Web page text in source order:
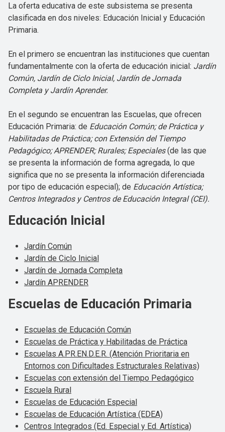
La oferta educativa de este subsistema se presenta
clasificada en dos niveles: Educación Inicial y Educación
Primaria.
En el primero se encuentran las instituciones que cuentan
fundamentalmente con la oferta de educación inicial: Jardín
Común, Jardín de Ciclo Inicial, Jardín de Jornada
Completa y Jardín Aprender.
En el segundo se encuentran las Escuelas, que ofrecen
Educación Primaria: de Educación Común; de Práctica y
Habilitadas de Práctica; con Extensión del Tiempo
Pedagógico; APRENDER; Rurales; Especiales(de las que
se presenta la información de forma agregada, lo que
significa que no se presenta la información diferenciada
por tipo de educación especial); de Educación Artística;
Centros Integrados y Centros de Educación Integral (CEI).
Educación Inicial
Jardín Común
Jardín de Ciclo Inicial
Jardín de Jornada Completa
Jardín APRENDER
Escuelas de Educación Primaria
Escuelas de Educación Común
Escuelas de Práctica y Habilitadas de Práctica
Escuelas A.PR.EN.D.E.R. (Atención Prioritaria en
Entornos con Dificultades Estructurales Relativas)
Escuelas con extensión del Tiempo Pedagógico
Escuela Rural
Escuelas de Educación Especial
Escuelas de Educación Artística (EDEA)
Centros Integrados (Ed. Especial y Ed. Artística)